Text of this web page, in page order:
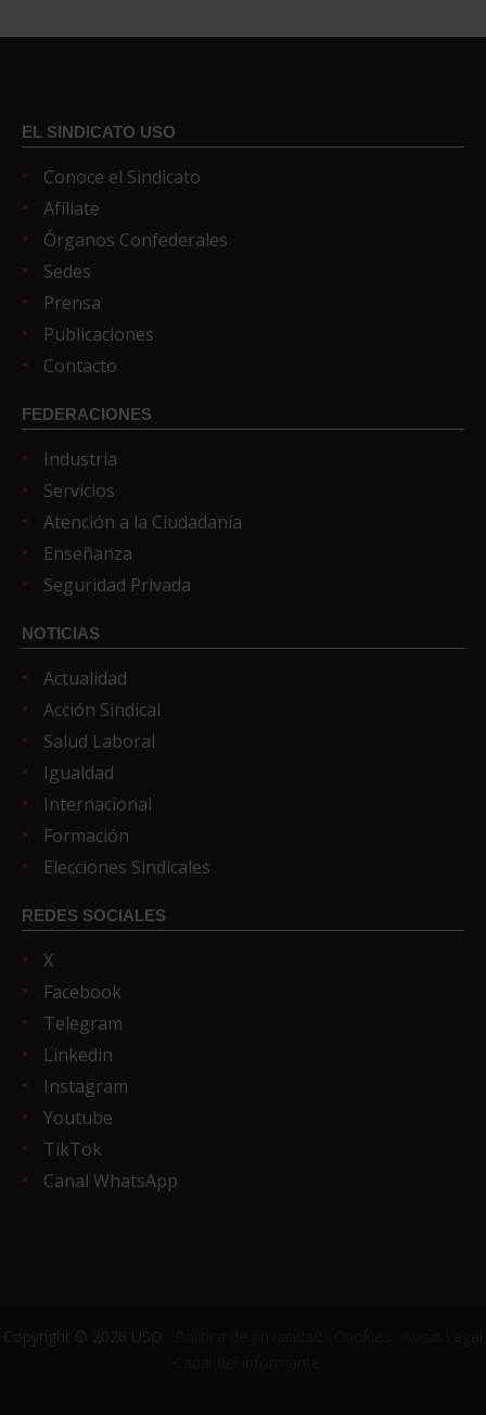
EL SINDICATO USO
Conoce el Sindicato
Afíliate
Órganos Confederales
Sedes
Prensa
Publicaciones
Contacto
FEDERACIONES
Industria
Servicios
Atención a la Ciudadanía
Enseñanza
Seguridad Privada
NOTICIAS
Actualidad
Acción Sindical
Salud Laboral
Igualdad
Internacional
Formación
Elecciones Sindicales
REDES SOCIALES
X
Facebook
Telegram
Linkedin
Instagram
Youtube
TikTok
Canal WhatsApp
Copyright © 2026 USO ·